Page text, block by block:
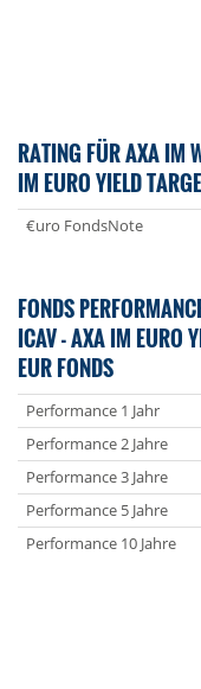
RATING FÜR AXA IM
IM EURO YIELD
€uro FondsNote
FONDS
ICAV - AXA IM EURO
EUR FONDS
Performance 1 Jahr
Performance 2 Jahre
Performance 3 Jahre
Performance 5 Jahre
Performance 10 Jahre